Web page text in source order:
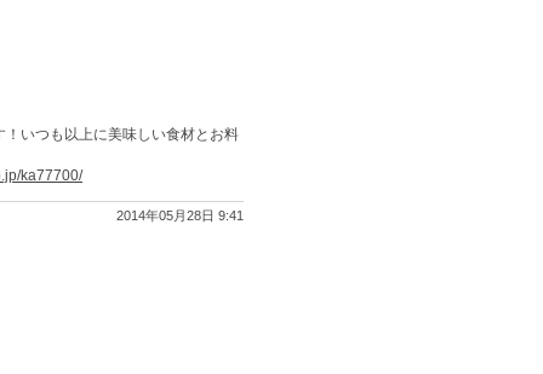
いつも以上に美味しい食材とお料
ka77700/
2014年05月28日 9:41